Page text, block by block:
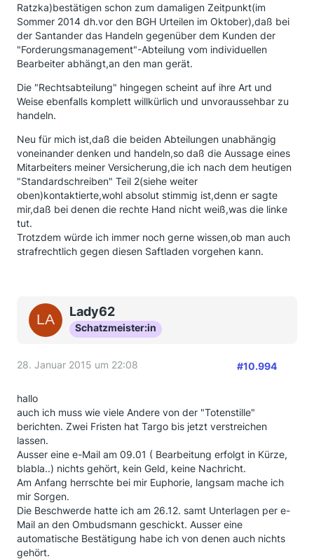
Ratzka)bestätigen schon zum damaligen Zeitpunkt(im
Sommer 2014 dh.vor den BGH Urteilen im Oktober),daß bei
der Santander das Handeln gegenüber dem Kunden der
"Forderungsmanagement"-Abteilung vom individuellen
Bearbeiter abhängt,an den man gerät.
Die "Rechtsabteilung" hingegen scheint auf ihre Art und
Weise ebenfalls komplett willkürlich und unvoraussehbar zu
handeln.
Neu für mich ist,daß die beiden Abteilungen unabhängig
voneinander denken und handeln,so daß die Aussage eines
Mitarbeiters meiner Versicherung,die ich nach dem heutigen
"Standardschreiben" Teil 2(siehe weiter
oben)kontaktierte,wohl absolut stimmig ist,denn er sagte
mir,daß bei denen die rechte Hand nicht weiß,was die linke
tut.
Trotzdem würde ich immer noch gerne wissen,ob man auch
strafrechtlich gegen diesen Saftladen vorgehen kann.
Lady62
Schatzmeister:in
28. Januar 2015 um 22:08 #10.994
hallo
auch ich muss wie viele Andere von der "Totenstille"
berichten. Zwei Fristen hat Targo bis jetzt verstreichen
lassen.
Ausser eine e-Mail am 09.01 ( Bearbeitung erfolgt in Kürze,
blabla..) nichts gehört, kein Geld, keine Nachricht.
Am Anfang herrschte bei mir Euphorie, langsam mache ich
mir Sorgen.
Die Beschwerde hatte ich am 26.12. samt Unterlagen per e-
Mail an den Ombudsmann geschickt. Ausser eine
automatische Bestätigung habe ich von denen auch nichts
gehört.